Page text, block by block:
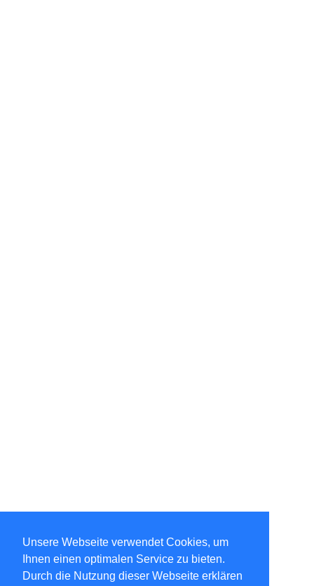
Unsere Webseite verwendet Cookies, um
Ihnen einen optimalen Service zu bieten.
Durch die Nutzung dieser Webseite erklären